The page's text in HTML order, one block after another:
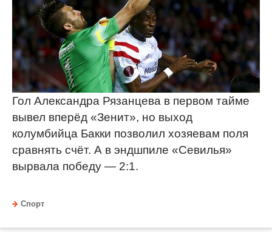
Гол Александра Рязанцева в первом тайме
вывел вперёд «Зенит», но выход
колумбийца Бакки позволил хозяевам поля
сравнять счёт. А в эндшпиле «Севилья»
вырвала победу — 2:1.
Спорт